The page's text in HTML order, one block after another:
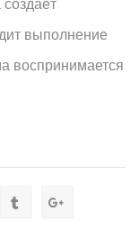
выполнение
воспринимается